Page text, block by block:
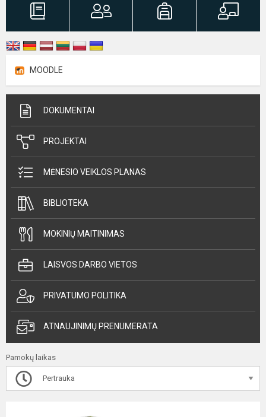
MOODLE
DOKUMENTAI
PROJEKTAI
MĖNESIO VEIKLOS PLANAS
BIBLIOTEKA
MOKINIŲ MAITINIMAS
LAISVOS DARBO VIETOS
PRIVATUMO POLITIKA
ATNAUJINIMŲ PRENUMERATA
Pamokų laikas
Pertrauka